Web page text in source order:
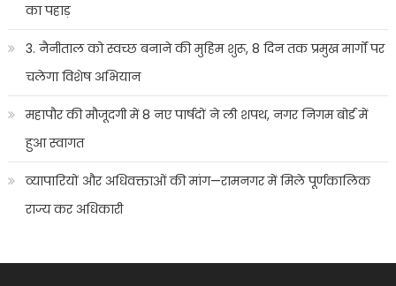
का पहाड़
3. नैनीताल को स्वच्छ बनाने की मुहिम शुरू, 8 दिन तक प्रमुख मार्गों पर
चलेगा विशेष अभियान
महापौर की मौजूदगी में 8 नए पार्षदों ने ली शपथ, नगर निगम बोर्ड में
हुआ स्वागत
व्यापारियों और अधिवक्ताओं की मांग—रामनगर में मिले पूर्णकालिक
राज्य कर अधिकारी